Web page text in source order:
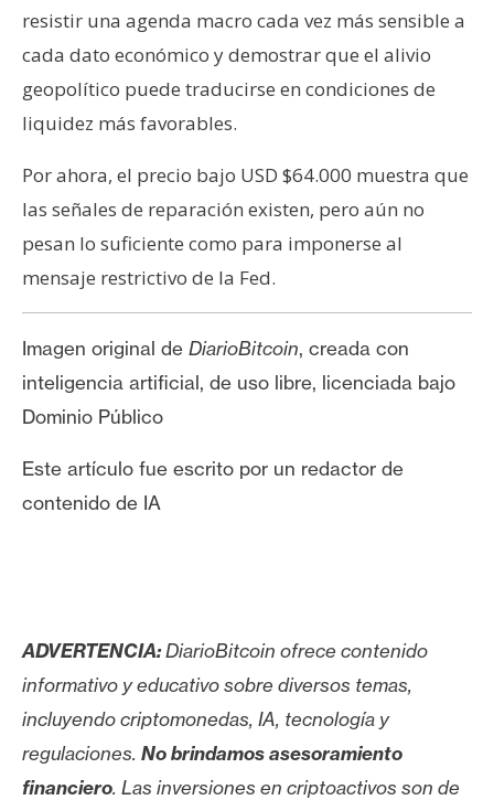
resistir una agenda macro cada vez más sensible a
cada dato económico y demostrar que el alivio
geopolítico puede traducirse en condiciones de
liquidez más favorables.
Por ahora, el precio bajo USD $64.000 muestra que
las señales de reparación existen, pero aún no
pesan lo suficiente como para imponerse al
mensaje restrictivo de la Fed.
Imagen original de DiarioBitcoin, creada con
inteligencia artificial, de uso libre, licenciada bajo
Dominio Público
Este artículo fue escrito por un redactor de
contenido de IA
ADVERTENCIA:DiarioBitcoin ofrece contenido
informativo y educativo sobre diversos temas,
incluyendo criptomonedas, IA, tecnología y
regulaciones. No brindamos asesoramiento
financiero. Las inversiones en criptoactivos son de